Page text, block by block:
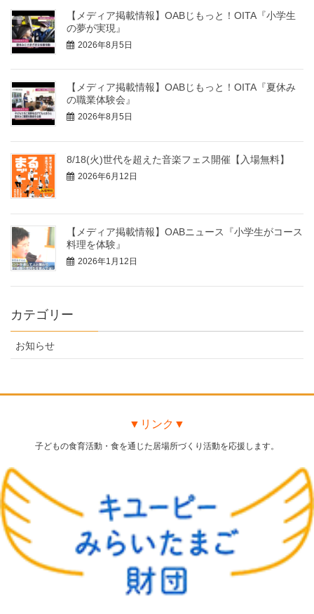
【メディア掲載情報】OABじもっと！OITA『小学生
の夢が実現』
2026年8月5日
【メディア掲載情報】OABじもっと！OITA『夏休み
の職業体験会』
2026年8月5日
8/18(火)世代を超えた音楽フェス開催【入場無料】
2026年6月12日
【メディア掲載情報】OABニュース『小学生がコース
料理を体験』
2026年1月12日
カテゴリー
お知らせ
▼リンク▼
子どもの食育活動・食を通じた居場所づくり活動を応援します。